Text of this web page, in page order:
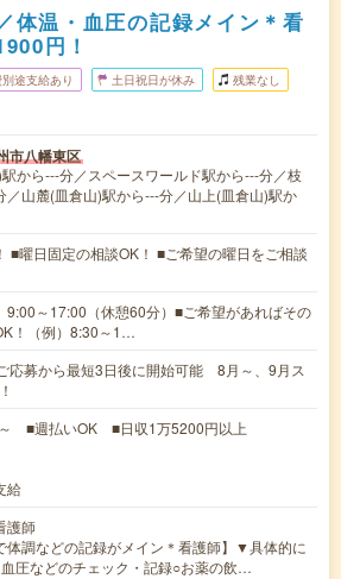
体温・血圧の記録メイン＊看
円！
途支給あり 土日祝日が休み 残業なし
市八幡東区
から---分／スペースワールド駅から---分／枝
／山麓(皿倉山)駅から---分／山上(皿倉山)駅か
■曜日固定の相談OK！ ■ご希望の曜日をご相談
9:00～17:00（休憩60分）■ご希望があればその
！（例）8:30～1…
募から最短3日後に開始可能 8月～、9月ス
■週払いOK ■日収1万5200円以上
給
護師
体調などの記録がメイン＊看護師】▼具体的に
圧などのチェック・記録○お薬の飲…